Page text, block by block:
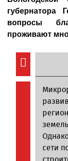
губернатора
вопросы
проживают
сети